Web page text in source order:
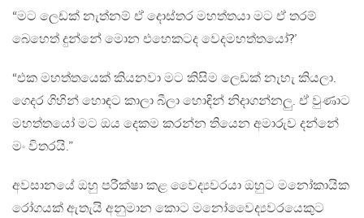
“මට ලෙඩක් නැත්නම් ඒ දොස්තර මහත්තයා මට ඒ තරම්
බෙහෙත් දුන්නේ මොන එහෙකටද වෙදමහත්තයෝ?’
“එක මහත්තයෙක් කියනවා මට කිසිම ලෙඩක් නැහැ කියලා.
ගෙදර ගිහින් හොඳට කාලා බීලා හොඳින් නිදාගන්නලු. ඒ වුණාට
මහත්තයෝ මට ඔය දෙකම කරන්න තියෙන අමාරුව දන්නේ
මං විතරයි.”
අවසානයේ ඔහු පරීක්ෂා කළ වෛද්‍යවරයා ඔහුට මනෝකායික
රෝගයක් ඇතැයි අනුමාන කොට මනෝවෛද්‍යවරයෙකුට